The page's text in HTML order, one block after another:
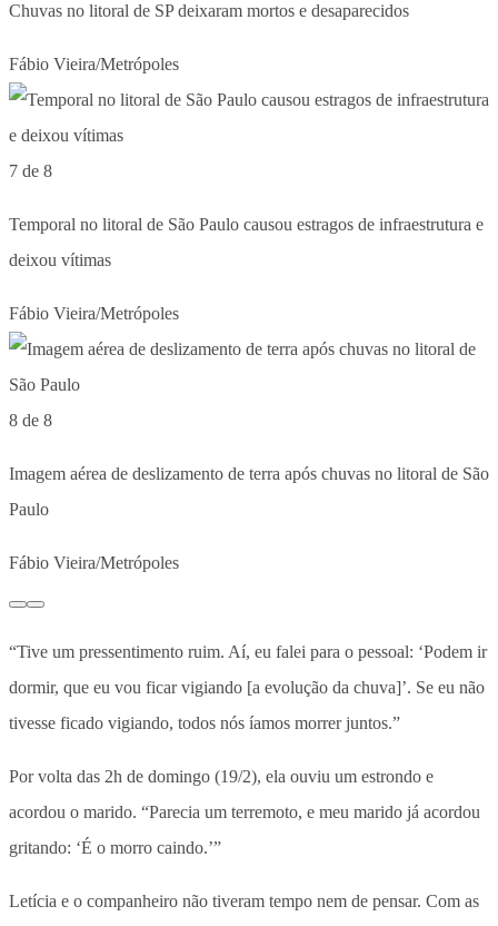
Chuvas no litoral de SP deixaram mortos e desaparecidos
Fábio Vieira/Metrópoles
7 de 8
Temporal no litoral de São Paulo causou estragos de infraestrutura e
deixou vítimas
Fábio Vieira/Metrópoles
8 de 8
Imagem aérea de deslizamento de terra após chuvas no litoral de São
Paulo
Fábio Vieira/Metrópoles
“Tive um pressentimento ruim. Aí, eu falei para o pessoal: ‘Podem ir
dormir, que eu vou ficar vigiando [a evolução da chuva]’. Se eu não
tivesse ficado vigiando, todos nós íamos morrer juntos.”
Por volta das 2h de domingo (19/2), ela ouviu um estrondo e
acordou o marido. “Parecia um terremoto, e meu marido já acordou
gritando: ‘É o morro caindo.’”
Letícia e o companheiro não tiveram tempo nem de pensar. Com as